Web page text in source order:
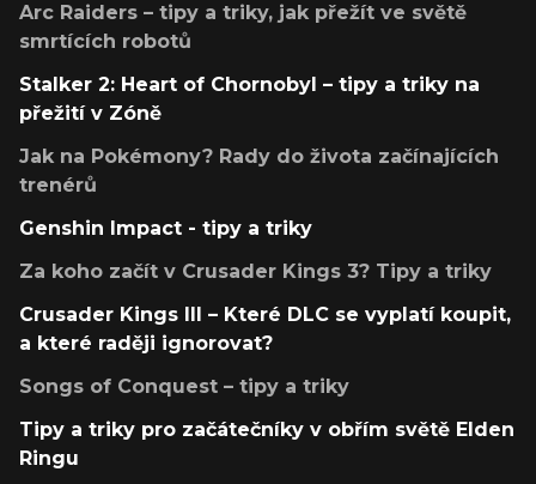
Arc Raiders – tipy a triky, jak přežít ve světě
smrtících robotů
Stalker 2: Heart of Chornobyl – tipy a triky na
přežití v Zóně
Jak na Pokémony? Rady do života začínajících
trenérů
Genshin Impact - tipy a triky
Za koho začít v Crusader Kings 3? Tipy a triky
Crusader Kings III – Které DLC se vyplatí koupit,
a které raději ignorovat?
Songs of Conquest – tipy a triky
Tipy a triky pro začátečníky v obřím světě Elden
Ringu